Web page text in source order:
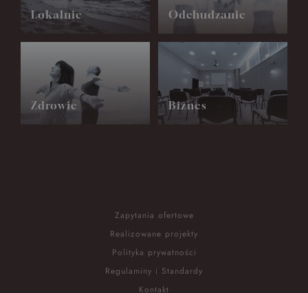
Lokalnie Odchudzanie
Zdrowie Biznes
Zapytania ofertowe
Realizowane projekty
Polityka prywatności
Regulaminy i Standardy
Kontakt